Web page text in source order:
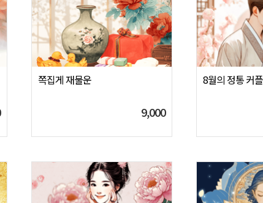
쪽집게 재물운
9,000
8월의 정통 커